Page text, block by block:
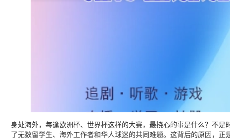
身处海外，每逢欧洲杯、世界杯这样的大赛，最挠心的事是什么？不
了无数留学生、海外工作者和华人球迷的共同难题。这背后的原因，